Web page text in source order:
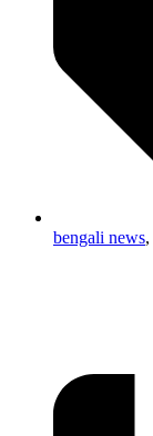
bengali news,